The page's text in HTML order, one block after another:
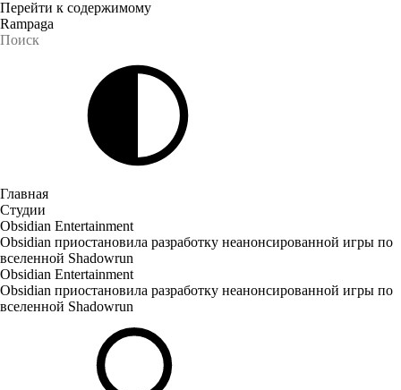
Перейти к содержимому
Rampaga
Главная
Студии
Obsidian Entertainment
Obsidian приостановила разработку неанонсированной игры по
вселенной Shadowrun
Obsidian Entertainment
Obsidian приостановила разработку неанонсированной игры по
вселенной Shadowrun